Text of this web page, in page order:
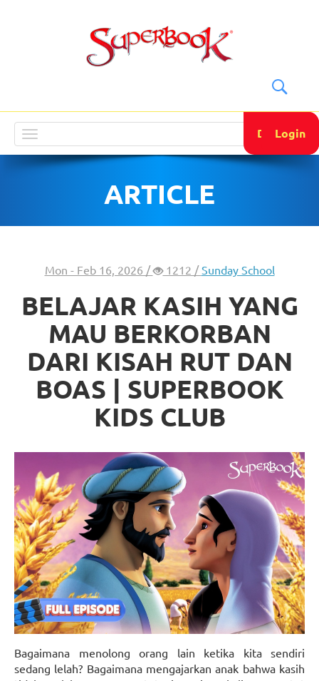
navigation
DONATE
Login
ARTICLE
Mon - Feb 16, 2026 / 1212 /Sunday School
BELAJAR KASIH YANG
MAU BERKORBAN
DARI KISAH RUT DAN
BOAS | SUPERBOOK
KIDS CLUB
Bagaimana menolong orang lain ketika kita sendiri
sedang lelah? Bagaimana mengajarkan anak bahwa kasih